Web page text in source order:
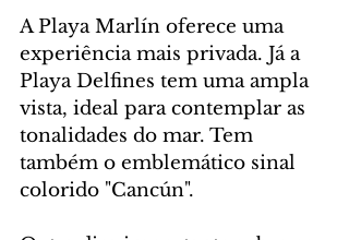
A Playa Marlín oferece uma
experiência mais privada. Já a
Playa Delfines tem uma ampla
vista, ideal para contemplar as
tonalidades do mar. Tem
também o emblemático sinal
colorido "Cancún".